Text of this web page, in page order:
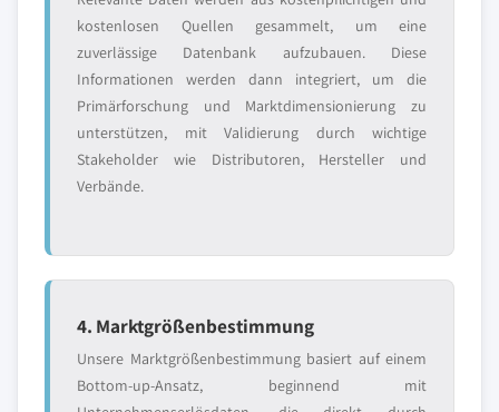
kostenlosen Quellen gesammelt, um eine
zuverlässige Datenbank aufzubauen. Diese
Informationen werden dann integriert, um die
Primärforschung und Marktdimensionierung zu
unterstützen, mit Validierung durch wichtige
Stakeholder wie Distributoren, Hersteller und
Verbände.
4. Marktgrößenbestimmung
Unsere Marktgrößenbestimmung basiert auf einem
Bottom-up-Ansatz, beginnend mit